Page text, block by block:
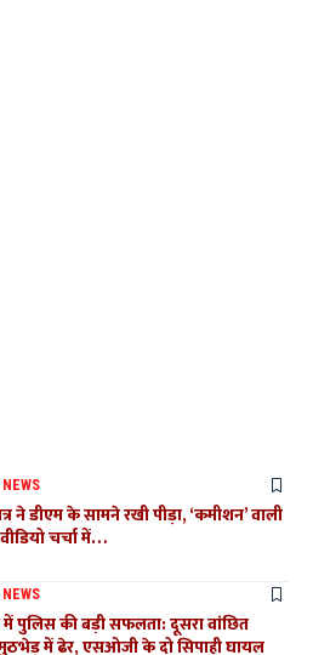
ने डीएम के सामने रखी पीड़ा, ‘कमीशन’ वाली
चर्चा में…
में पुलिस की बड़ी सफलता: दूसरा वांछित
में ढेर, एसओजी के दो सिपाही घायल